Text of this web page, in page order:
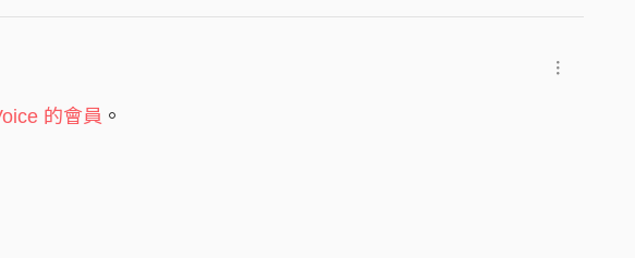
的會員 。